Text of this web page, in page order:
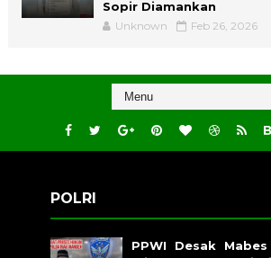
Sopir Diamankan
Unknown Feb 26, 2026
POLRI
PPWI Desak